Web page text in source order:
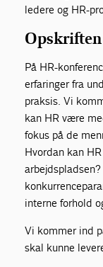
ledere og HR-
På HR-
erfaringer fra
praksis. Vi
kan HR være
fokus på de
Hvordan kan
interne forhold
Vi kommer ind
skal kunne